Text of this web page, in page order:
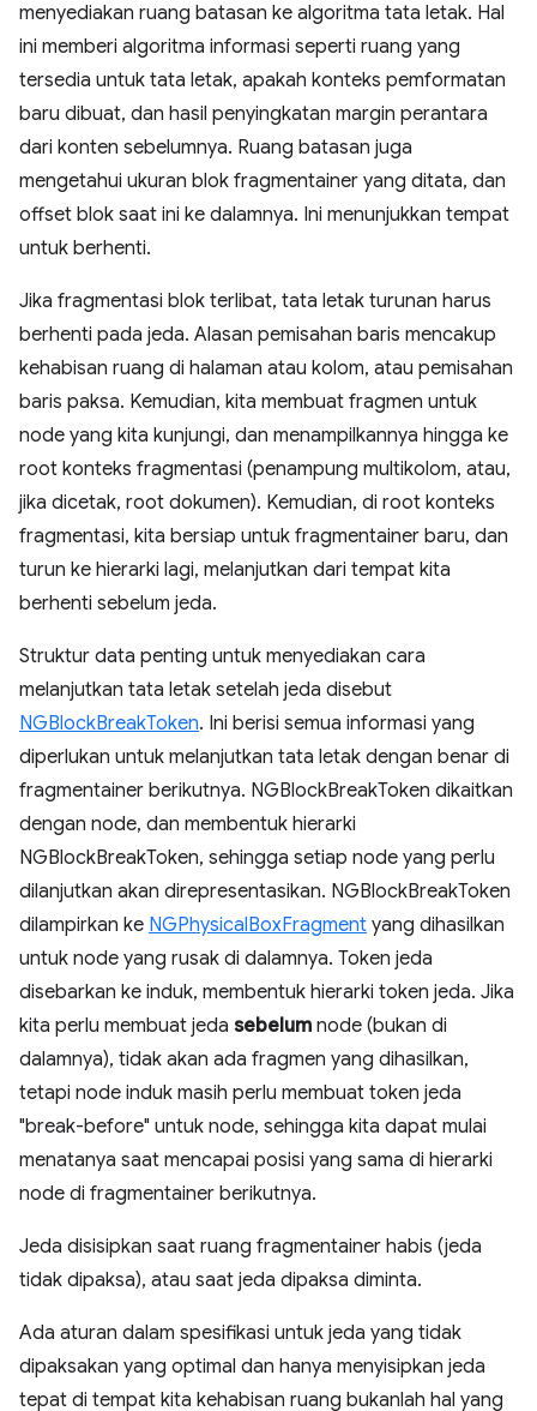
menyediakan ruang batasan ke algoritma tata letak. Hal
ini memberi algoritma informasi seperti ruang yang
tersedia untuk tata letak, apakah konteks pemformatan
baru dibuat, dan hasil penyingkatan margin perantara
dari konten sebelumnya. Ruang batasan juga
mengetahui ukuran blok fragmentainer yang ditata, dan
offset blok saat ini ke dalamnya. Ini menunjukkan tempat
untuk berhenti.
Jika fragmentasi blok terlibat, tata letak turunan harus
berhenti pada jeda. Alasan pemisahan baris mencakup
kehabisan ruang di halaman atau kolom, atau pemisahan
baris paksa. Kemudian, kita membuat fragmen untuk
node yang kita kunjungi, dan menampilkannya hingga ke
root konteks fragmentasi (penampung multikolom, atau,
jika dicetak, root dokumen). Kemudian, di root konteks
fragmentasi, kita bersiap untuk fragmentainer baru, dan
turun ke hierarki lagi, melanjutkan dari tempat kita
berhenti sebelum jeda.
Struktur data penting untuk menyediakan cara
melanjutkan tata letak setelah jeda disebut
NGBlockBreakToken. Ini berisi semua informasi yang
diperlukan untuk melanjutkan tata letak dengan benar di
fragmentainer berikutnya. NGBlockBreakToken dikaitkan
dengan node, dan membentuk hierarki
NGBlockBreakToken, sehingga setiap node yang perlu
dilanjutkan akan direpresentasikan. NGBlockBreakToken
dilampirkan ke NGPhysicalBoxFragment yang dihasilkan
untuk node yang rusak di dalamnya. Token jeda
disebarkan ke induk, membentuk hierarki token jeda. Jika
kita perlu membuat jeda sebelum node (bukan di
dalamnya), tidak akan ada fragmen yang dihasilkan,
tetapi node induk masih perlu membuat token jeda
"break-before" untuk node, sehingga kita dapat mulai
menatanya saat mencapai posisi yang sama di hierarki
node di fragmentainer berikutnya.
Jeda disisipkan saat ruang fragmentainer habis (jeda
tidak dipaksa), atau saat jeda dipaksa diminta.
Ada aturan dalam spesifikasi untuk jeda yang tidak
dipaksakan yang optimal dan hanya menyisipkan jeda
tepat di tempat kita kehabisan ruang bukanlah hal yang